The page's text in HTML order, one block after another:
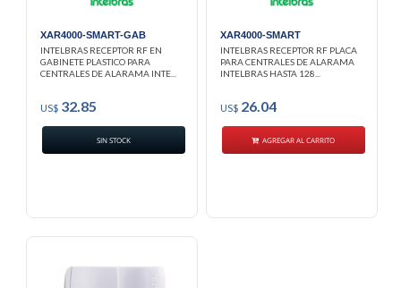
XAR4000-SMART-GAB
INTELBRAS RECEPTOR RF EN
GABINETE PLASTICO PARA
CENTRALES DE ALARAMA INTE...
US$ 32.85
SIN STOCK
XAR4000-SMART
INTELBRAS RECEPTOR RF PLACA
PARA CENTRALES DE ALARAMA
INTELBRAS HASTA 128...
US$26.04
AGREGAR AL CARRITO